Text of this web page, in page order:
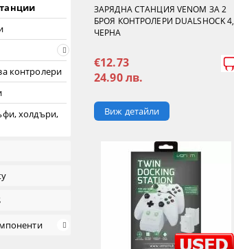
контролери
холдъри,
ЗАРЯДНА СТАНЦИЯ VENOM ЗА 2
БРОЯ КОНТРОЛЕРИ DUALSHOCK 4,
ЧЕРНА
€12.73
24.90 лв.
Виж детайли